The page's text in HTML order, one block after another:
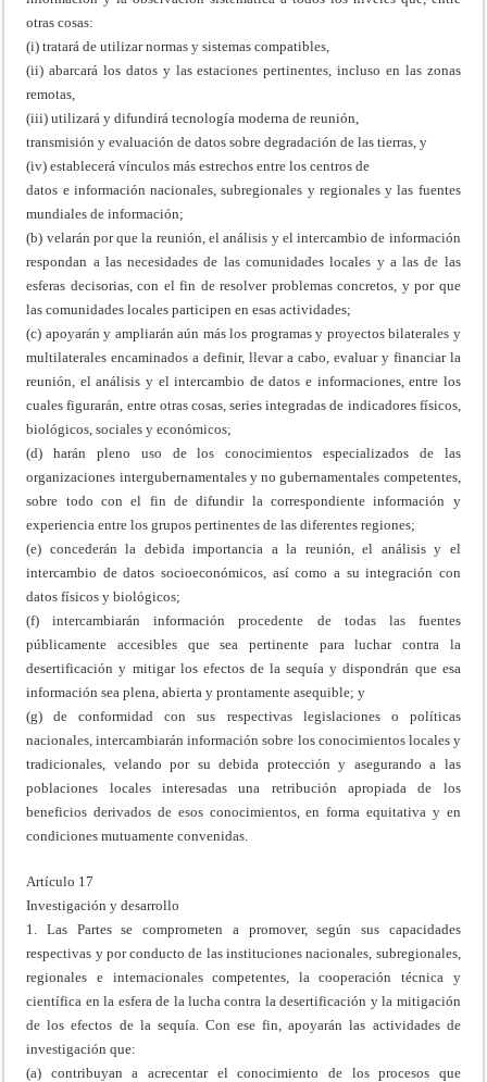
otras cosas:
(i) tratará de utilizar normas y sistemas compatibles,
(ii) abarcará los datos y las estaciones pertinentes, incluso en las zonas
remotas,
(iii) utilizará y difundirá tecnología moderna de reunión,
transmisión y evaluación de datos sobre degradación de las tierras, y
(iv) establecerá vínculos más estrechos entre los centros de
datos e información nacionales, subregionales y regionales y las fuentes
mundiales de información;
(b) velarán por que la reunión, el análisis y el intercambio de información
respondan a las necesidades de las comunidades locales y a las de las
esferas decisorias, con el fin de resolver problemas concretos, y por que
las comunidades locales participen en esas actividades;
(c) apoyarán y ampliarán aún más los programas y proyectos bilaterales y
multilaterales encaminados a definir, llevar a cabo, evaluar y financiar la
reunión, el análisis y el intercambio de datos e informaciones, entre los
cuales figurarán, entre otras cosas, series integradas de indicadores físicos,
biológicos, sociales y económicos;
(d) harán pleno uso de los conocimientos especializados de las
organizaciones intergubernamentales y no gubernamentales competentes,
sobre todo con el fin de difundir la correspondiente información y
experiencia entre los grupos pertinentes de las diferentes regiones;
(e) concederán la debida importancia a la reunión, el análisis y el
intercambio de datos socioeconómicos, así como a su integración con
datos físicos y biológicos;
(f) intercambiarán información procedente de todas las fuentes
públicamente accesibles que sea pertinente para luchar contra la
desertificación y mitigar los efectos de la sequía y dispondrán que esa
información sea plena, abierta y prontamente asequible; y
(g) de conformidad con sus respectivas legislaciones o políticas
nacionales, intercambiarán información sobre los conocimientos locales y
tradicionales, velando por su debida protección y asegurando a las
poblaciones locales interesadas una retribución apropiada de los
beneficios derivados de esos conocimientos, en forma equitativa y en
condiciones mutuamente convenidas.
Artículo 17
Investigación y desarrollo
1. Las Partes se comprometen a promover, según sus capacidades
respectivas y por conducto de las instituciones nacionales, subregionales,
regionales e internacionales competentes, la cooperación técnica y
científica en la esfera de la lucha contra la desertificación y la mitigación
de los efectos de la sequía. Con ese fin, apoyarán las actividades de
investigación que:
(a) contribuyan a acrecentar el conocimiento de los procesos que